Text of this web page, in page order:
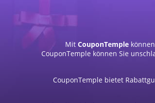
Mit CouponTemple
CouponTemple können Sie
CouponTemple bietet